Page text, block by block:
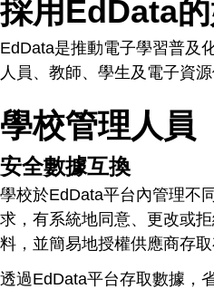
採用EdData
EdData是推動電子學習普及
人員、教師、學生及電子資
學校管理人員
安全數據互換
學校於EdData平台內管理不
求，有系統地同意、更改或
料，並簡易地授權供應商存
透過EdData平台存取數據，